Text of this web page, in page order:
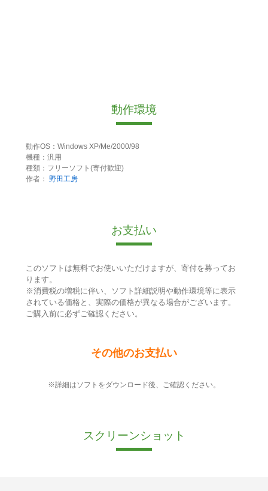
動作環境
動作OS：Windows XP/Me/2000/98
機種：汎用
種類：フリーソフト(寄付歓迎)
作者： 野田工房
お支払い
このソフトは無料でお使いいただけますが、寄付を募ってお
ります。
※消費税の増税に伴い、ソフト詳細説明や動作環境等に表示
されている価格と、実際の価格が異なる場合がございます。
ご購入前に必ずご確認ください。
その他のお支払い
※詳細はソフトをダウンロード後、ご確認ください。
スクリーンショット